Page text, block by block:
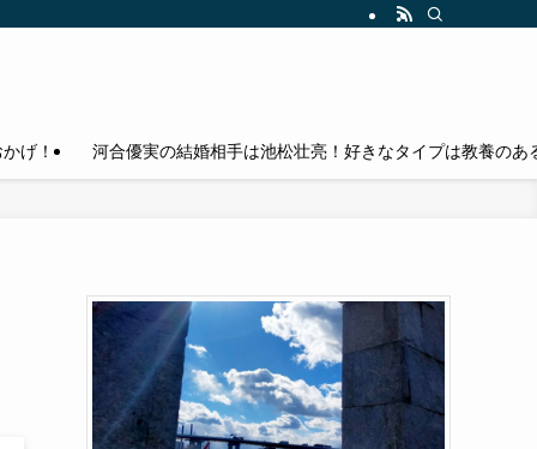
げ！ 河合優実の結婚相手は池松壮亮！好きなタイプは教養のあ